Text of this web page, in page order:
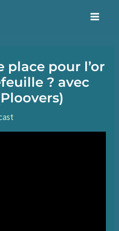
place pour l’or
? avec